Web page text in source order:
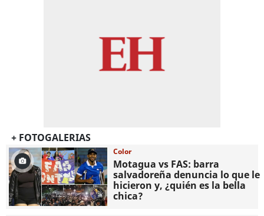
+ FOTOGALERIAS
Color
Motagua vs FAS: barra
salvadoreña denuncia lo que le
hicieron y, ¿quién es la bella
chica?